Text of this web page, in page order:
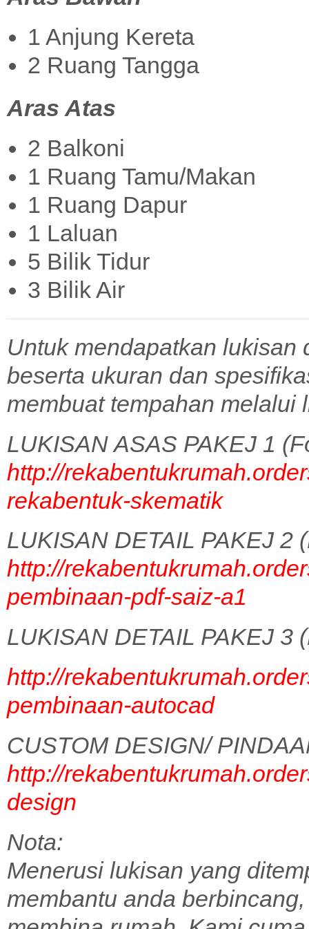
1 Anjung Kereta
2 Ruang Tangga
Aras Atas
2 Balkoni
1 Ruang Tamu/Makan
1 Ruang Dapur
1 Laluan
5 Bilik Tidur
3 Bilik Air
Untuk mendapatkan
beserta ukuran dan
membuat tempahan melalui
LUKISAN ASAS PAKEJ 1
http://
rekabentuk-skematik
LUKISAN DETAIL PAKEJ 2
http://
pembinaan-pdf-saiz-a1
LUKISAN DETAIL PAKEJ 3
http://
pembinaan-autocad
CUSTOM DESIGN/
http://
design
Nota:
Menerusi lukisan yang
membantu anda